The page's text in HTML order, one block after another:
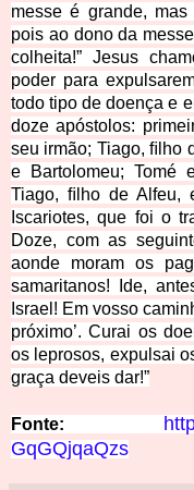
messe é grande,
pois ao dono da
colheita!” Jesus
poder para
todo tipo de doença e
doze apóstolos:
seu irmão; Tiago, ﬁlho
e Bartolomeu; Tomé
Tiago, ﬁlho de Alfeu,
Iscariotes, que foi o
Doze, com as
aonde moram os
samaritanos!
Ide,
Israel! Em vosso
próximo’.Curai os
os leprosos, expulsai
graça deveis dar!”
Fonte:
GqGQjqaQzs